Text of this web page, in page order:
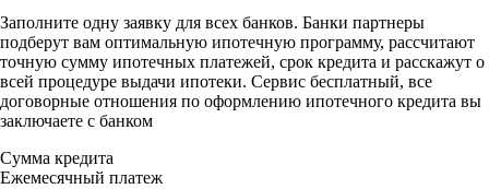
Заполните одну заявку для всех банков. Банки партнеры
подберут вам оптимальную ипотечную программу, рассчитают
точную сумму ипотечных платежей, срок кредита и расскажут о
всей процедуре выдачи ипотеки. Сервис бесплатный, все
договорные отношения по оформлению ипотечного кредита вы
заключаете с банком
Сумма кредита
Ежемесячный платеж